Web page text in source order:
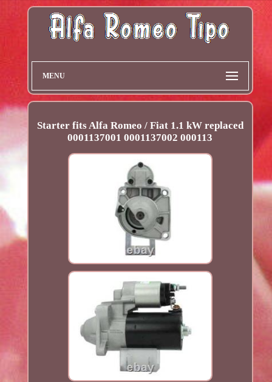
MENU
Starter fits Alfa Romeo / Fiat 1.1 kW replaced
0001137001 0001137002 000113